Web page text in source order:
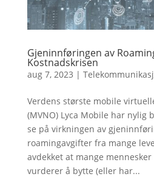
Gjeninnføringen av
Kostnadskrisen
aug 7, 2023 |
Verdens største mobile
(MVNO) Lyca Mobile har nylig
se på virkningen av
roamingavgifter fra mange
avdekket at mange
vurderer å bytte (eller har...